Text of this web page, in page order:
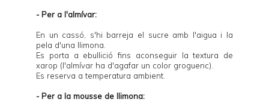
- Per a l'almívar:
En un cassó, s'hi barreja el sucre amb l'aigua i la
pela d'una llimona.
Es porta a ebullició fins aconseguir la textura de
xarop (l'almívar ha d'agafar un color groguenc).
Es reserva a temperatura ambient.
- Per a la mousse de llimona: